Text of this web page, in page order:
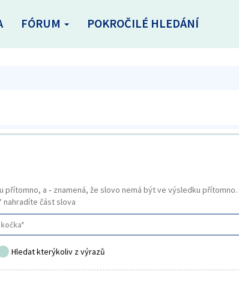
FÓRUM POKROČILÉ HLEDÁNÍ
přítomno, a - znamená, že slovo nemá být ve výsledku
nahradíte část slova
Hledat kterýkoliv z výrazů